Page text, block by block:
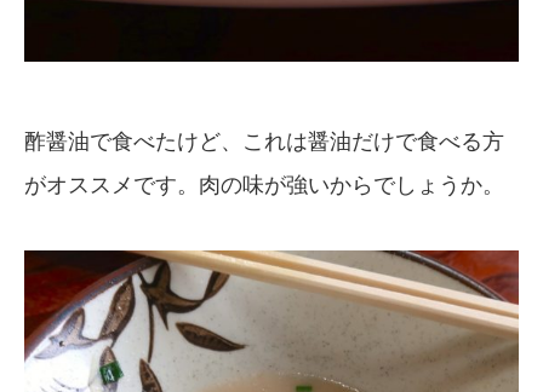
酢醤油で食べたけど、これは醤油だけで食べる方
がオススメです。肉の味が強いからでしょうか。